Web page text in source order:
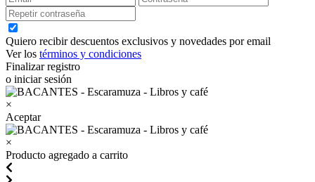
Quiero recibir descuentos exclusivos y novedades por email
Ver los términos y condiciones
Finalizar registro
o iniciar sesión
×
Aceptar
×
Producto agregado a carrito